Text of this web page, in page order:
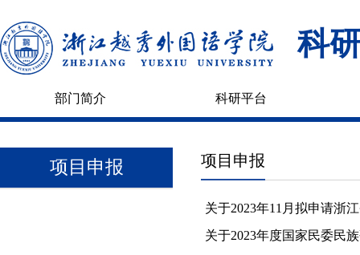
科
部门简介 科研平台
项目申报 项目申报
关于2023年11月拟申请浙
关于2023年度国家民委民